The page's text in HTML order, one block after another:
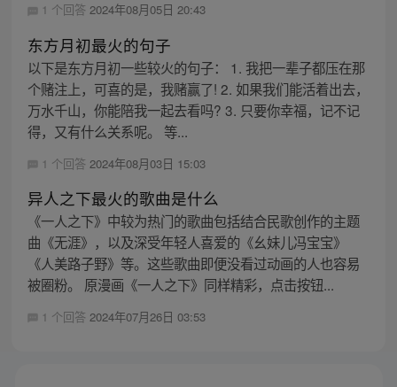
1 个回答 2024年08月05日 20:43
东方月初最火的句子
以下是东方月初一些较火的句子： 1. 我把一辈子都压在那
个赌注上，可喜的是，我赌赢了! 2. 如果我们能活着出去，
万水千山，你能陪我一起去看吗? 3. 只要你幸福，记不记
得，又有什么关系呢。 等...
1 个回答 2024年08月03日 15:03
异人之下最火的歌曲是什么
《一人之下》中较为热门的歌曲包括结合民歌创作的主题
曲《无涯》，以及深受年轻人喜爱的《幺妹儿冯宝宝》
《人美路子野》等。这些歌曲即便没看过动画的人也容易
被圈粉。 原漫画《一人之下》同样精彩，点击按钮...
1 个回答 2024年07月26日 03:53